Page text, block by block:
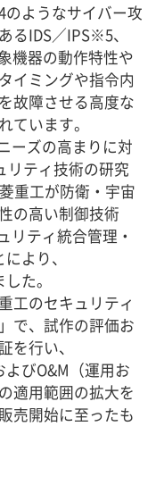
ようなサイバー攻
るIDS／IPS※5、
機器の動作特性や
イミングや指令内
故障させる高度な
ています。
ーズの高まりに対
リティ技術の研究
重工が防衛・宇宙
の高い制御技術
リティ統合管理・
より、
た。
工のセキュリティ
で、試作の評価お
を行い、
びO&M（運用お
適用範囲の拡大を
売開始に至ったも